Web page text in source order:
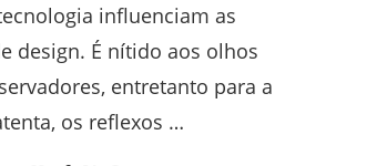
influenciam as
design. É nítido aos olhos
entretanto para a
os reflexos …